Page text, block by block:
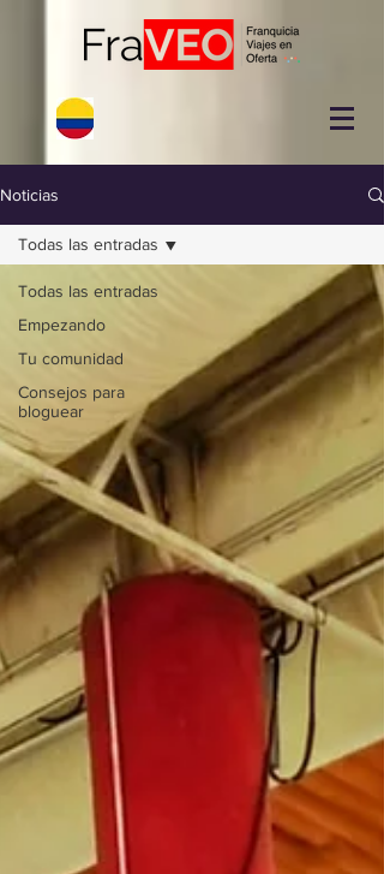
Noticias
Todas las entradas
Empezando
Tu comunidad
Consejos para
bloguear
Todas las entradas